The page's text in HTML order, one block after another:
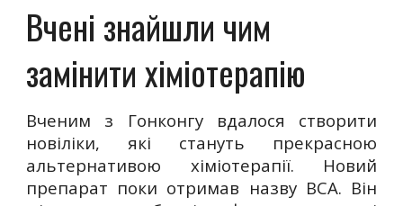
Вчені знайшли чим
замінити хіміотерапію
Вченим з Гонконгу вдалося створити
новіліки, які стануть прекрасною
альтернативою хіміотерапії. Новий
препарат поки отримав назву ВСА. Він